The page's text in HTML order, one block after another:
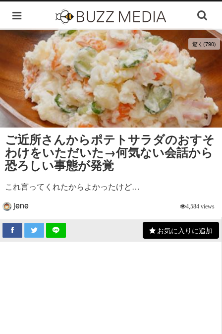
驚く(790)
ご近所さんからポテトサラダのおすそ
わけをいただいた→何気ない会話から
恐ろしい事態が発覚
これ言ってくれたからよかったけど…
jene
4,584 views
お気に入りに追加